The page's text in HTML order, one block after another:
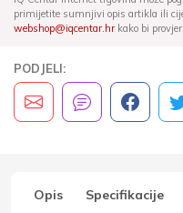
primijetite sumnjivi opis artikla ili
webshop@iqcentar.hrkako bi
PODJELI:
Opis Specifikacije